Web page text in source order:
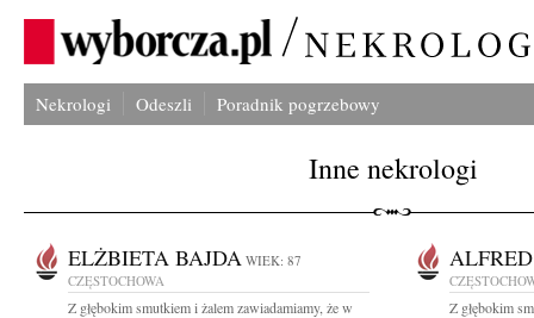
Nekrologi Odeszli Poradnik pogrzebowy
Inne nekrologi
ELŻBIETA BAJDA WIEK: 87
CZĘSTOCHOWA
Z głębokim smutkiem i żalem zawiadamiamy, że w
Z głębokim